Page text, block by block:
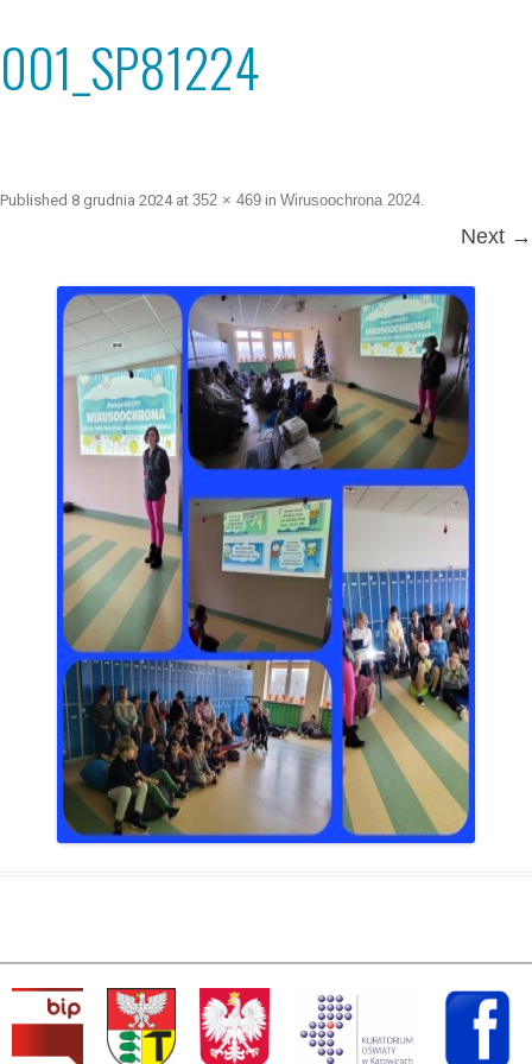
001_SP81224
Published 8 grudnia 2024at 352 × 469 in Wirusoochrona 2024.
Next →